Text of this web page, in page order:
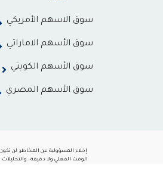
سوق الاسهم الأمريكي
سوق الأسهم الاماراتي
سوق الأسهم الكويتي
سوق الأسهم المصري